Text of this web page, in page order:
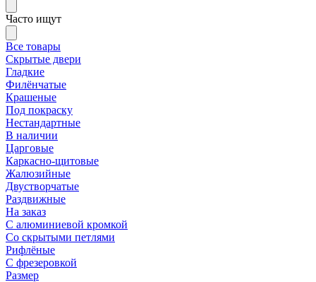
Часто ищут
Все товары
Скрытые двери
Гладкие
Филёнчатые
Крашеные
Под покраску
Нестандартные
В наличии
Царговые
Каркасно-щитовые
Жалюзийные
Двустворчатые
Раздвижные
На заказ
С алюминиевой кромкой
Со скрытыми петлями
Рифлёные
С фрезеровкой
Размер